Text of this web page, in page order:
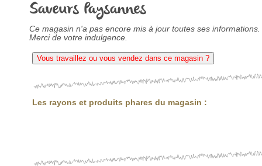
Saveurs Paysannes
Ce magasin n'a pas encore mis à jour toutes ses informations.
Merci de votre indulgence.
Vous travaillez ou vous vendez dans ce magasin ?
Les rayons et produits phares du magasin :